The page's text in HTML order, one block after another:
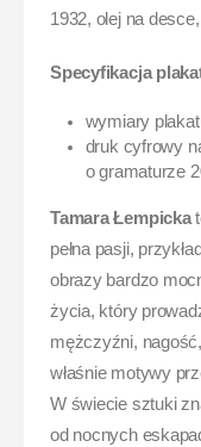
1932, olej na
Specyfikacja
wymiary
druk cyfrowy
o gramaturze
Tamara Łempicka
pełna pasji,
obrazy bardzo
życia, który
mężczyźni,
właśnie motywy
W świecie sztuki
od nocnych